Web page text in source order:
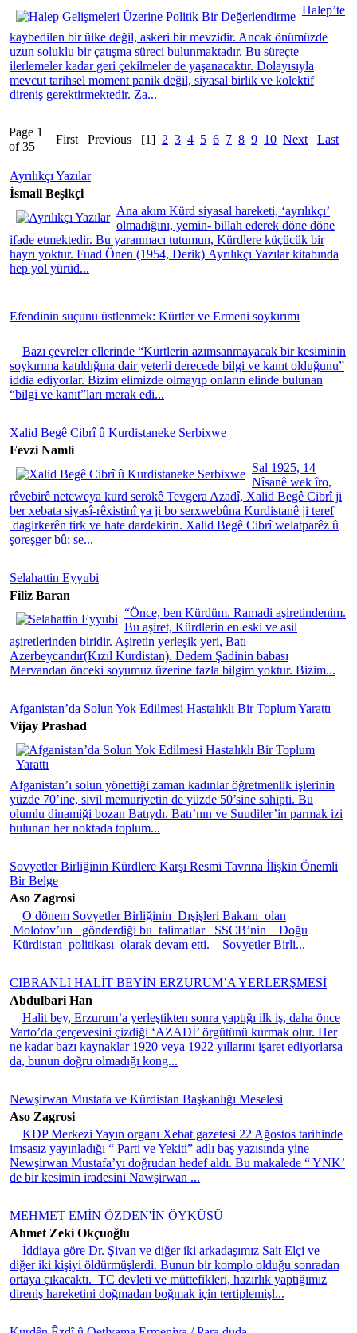
Halep’te
kaybedilen bir ülke değil, askeri bir mevzidir. Ancak önümüzde
uzun soluklu bir çatışma süreci bulunmaktadır. Bu süreçte
ilerlemeler kadar geri çekilmeler de yaşanacaktır. Dolayısıyla
mevcut tarihsel moment panik değil, siyasal birlik ve kolektif
direniş gerektirmektedir. Za...
Page 1
of 35
First Previous [1] 2 3 4 5 6 7 8 9 10 Next Last
Ayrılıkçı Yazılar
İsmail Beşikçi
Ana akım Kürd siyasal hareketi, ‘ayrılıkçı’
olmadığını, yemin- billah ederek döne döne
ifade etmektedir. Bu yaranmacı tutumun, Kürdlere küçücük bir
hayrı yoktur. Fuad Önen (1954, Derik) Ayrılıkçı Yazılar kitabında
hep yol yürüd...
Efendinin suçunu üstlenmek: Kürtler ve Ermeni soykırımı
Bazı çevreler ellerinde “Kürtlerin azımsanmayacak bir kesiminin
soykırıma katıldığına dair yeterli derecede bilgi ve kanıt olduğunu”
iddia ediyorlar. Bizim elimizde olmayıp onların elinde bulunan
“bilgi ve kanıt”ları merak edi...
Xalid Begê Cibrî û Kurdistaneke Serbixwe
Fevzi Namli
Sal 1925, 14
Nîsanê wek îro,
rêvebirê neteweya kurd serokê Tevgera Azadî, Xalid Begê Cibrî ji
ber xebata siyasî-rêxistinî ya ji bo serxwebûna Kurdistanê ji teref
dagirkerên tirk ve hate dardekirin. Xalid Begê Cibrî welatparêz û
şoreşger bû; se...
Selahattin Eyyubi
Filiz Baran
“Önce, ben Kürdüm. Ramadi aşiretindenim.
Bu aşiret, Kürdlerin en eski ve asil
aşiretlerinden biridir. Aşiretin yerleşik yeri, Batı
Azerbeycandır(Kızıl Kurdistan). Dedem Şadinin babası
Mervandan önceki soyumuz üzerine fazla bilgim yoktur. Bizim...
Afganistan’da Solun Yok Edilmesi Hastalıklı Bir Toplum Yarattı
Vijay Prashad
Afganistan’ı solun yönettiği zaman kadınlar öğretmenlik işlerinin
yüzde 70’ine, sivil memuriyetin de yüzde 50’sine sahipti. Bu
olumlu dinamiği bozan Batıydı. Batı’nın ve Suudiler’in parmak izi
bulunan her noktada toplum...
Sovyetler Birliğinin Kürdlere Karşı Resmi Tavrına İlişkin Önemli
Bir Belge
Aso Zagrosi
O dönem Sovyetler Birliğinin Dışişleri Bakanı olan
Molotov’un gönderdiği bu talimatlar SSCB’nin Doğu
Kürdistan politikası olarak devam etti. Sovyetler Birli...
CIBRANLI HALİT BEYİN ERZURUM’A YERLERŞMESİ
Abdulbari Han
Halit bey, Erzurum’a yerleştikten sonra yaptığı ilk iş, daha önce
Varto’da çerçevesini çizdiği ‘AZADİ’ örgütünü kurmak olur. Her
ne kadar bazı kaynaklar 1920 veya 1922 yıllarını işaret ediyorlarsa
da, bunun doğru olmadığı kong...
Newşirwan Mustafa ve Kürdistan Başkanlığı Meselesi
Aso Zagrosi
KDP Merkezi Yayın organı Xebat gazetesi 22 Ağostos tarihinde
imsasız yayınladığı “ Parti ve Yekiti” adlı baş yazısında yine
Newşirwan Mustafa’yı doğrudan hedef aldı. Bu makalede “ YNK’
de bir kesimin iradesini Nawşirwan ...
MEHMET EMİN ÖZDEN'İN ÖYKÜSÜ
Ahmet Zeki Okçuoğlu
İddiaya göre Dr. Şivan ve diğer iki arkadaşımız Sait Elçi ve
diğer iki kişiyi öldürmüşlerdi. Bunun bir komplo olduğu sonradan
ortaya çıkacaktı. TC devleti ve müttefikleri, hazırlık yaptığımız
direniş hareketini doğmadan boğmak için tertiplemişl...